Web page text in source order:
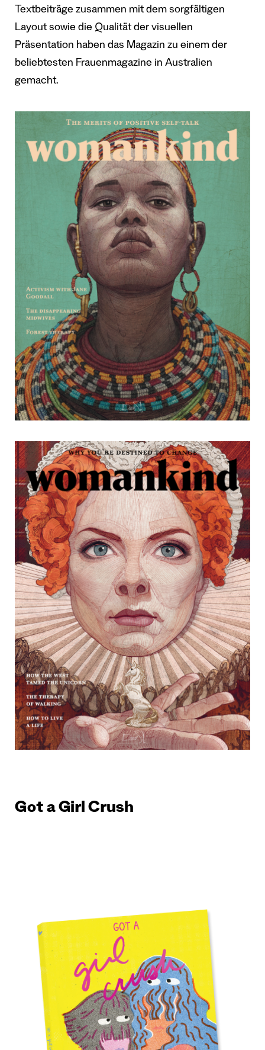
Textbeiträge zusammen mit dem sorgfältigen
Layout sowie die Qualität der visuellen
Präsentation haben das Magazin zu einem der
beliebtesten Frauenmagazine in Australien
gemacht.
Got a Girl Crush